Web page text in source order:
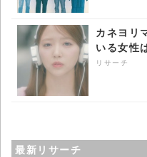
カネヨリ
いる女性
リサーチ
最新リサーチ